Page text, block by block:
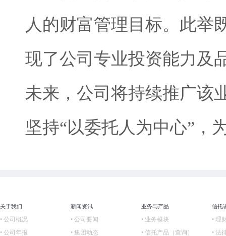
人的财富管理目标。此举
现了公司专业投资能力及
未来，公司将持续推广该
坚持“以委托人为中心”，
关于我们
• 公司概况
• 公司年报
新闻资讯
• 公司要闻
• 集团动态
业务与产品
• 业务模块
• 信托产品（查询）
信托
• 理
• 法